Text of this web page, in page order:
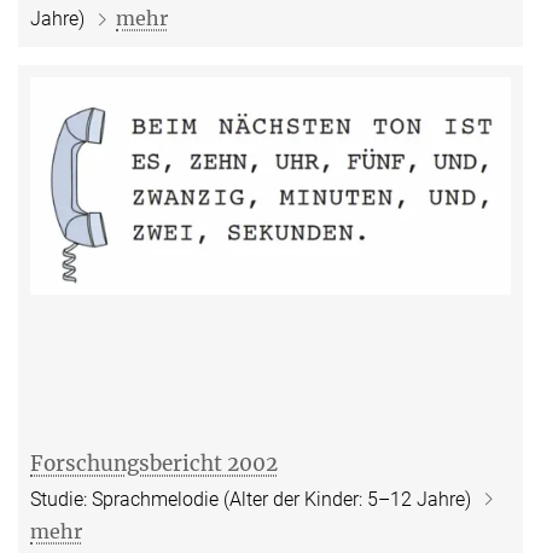
Jahre)
mehr
Forschungsbericht 2002
Studie: Sprachmelodie (Alter der Kinder: 5–12 Jahre)
mehr